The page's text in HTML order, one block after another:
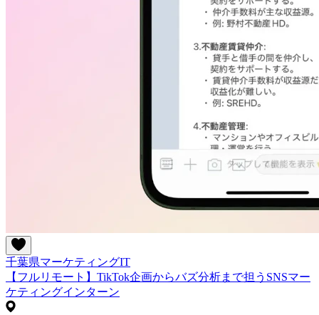
千葉県マーケティングIT
【フルリモート】TikTok企画からバズ分析まで担うSNSマー
ケティングインターン